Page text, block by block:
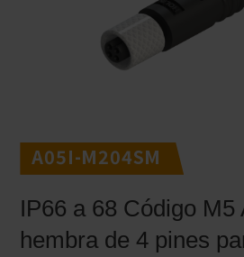
A05I-M204SM
IP66 a 68 Código M5
hembra de 4 pines